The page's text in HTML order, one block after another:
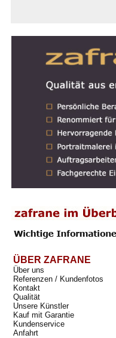
ÜBER ZAFRANE
Über uns
Referenzen / Kundenfotos
Kontakt
Qualität
Unsere Künstler
Kauf mit Garantie
Kundenservice
Anfahrt